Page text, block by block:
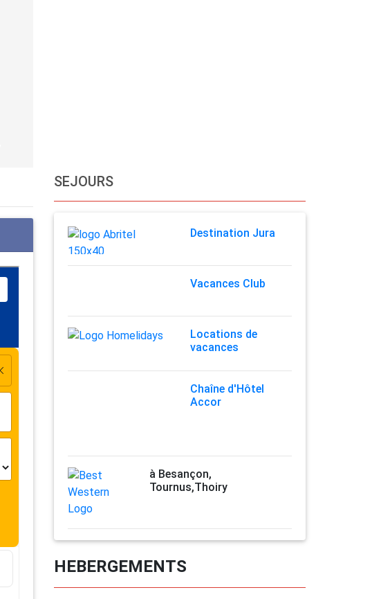
SEJOURS
Destination Jura
Vacances Club
Locations de
vacances
Chaîne d'Hôtel
Accor
à Besançon,
Tournus,Thoiry
HEBERGEMENTS